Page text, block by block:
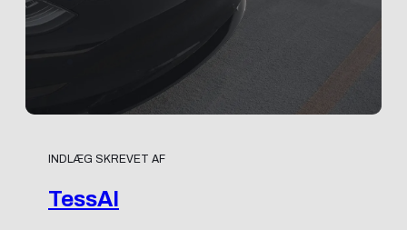
INDLÆG SKREVET AF
TessAI